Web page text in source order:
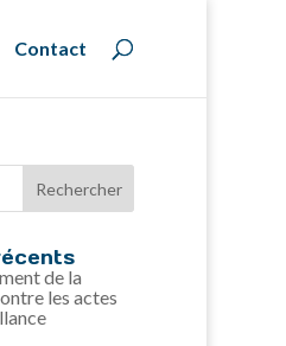
Contact
de la
les actes